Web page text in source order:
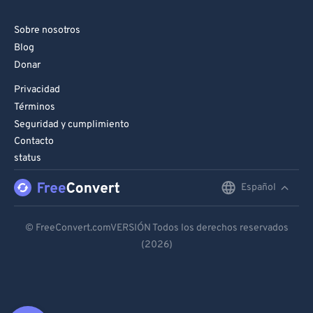
Sobre nosotros
Blog
Donar
Privacidad
Términos
Seguridad y cumplimiento
Contacto
status
Español
Español
© FreeConvert.comVERSIÓN Todos los derechos reservados
(2026)